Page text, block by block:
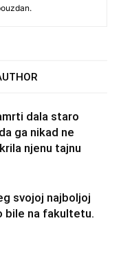
dala staro
ga nikad ne
njenu tajnu
svojoj najboljoj
bile na fakultetu.